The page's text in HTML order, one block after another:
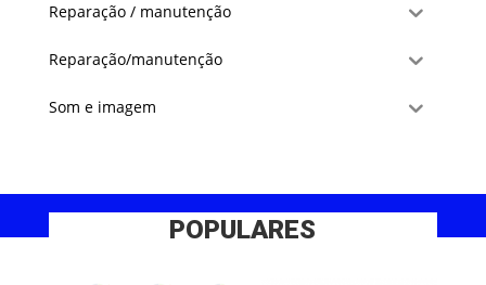
Reparação / manutenção
Reparação/manutenção
Som e imagem
POPULARES